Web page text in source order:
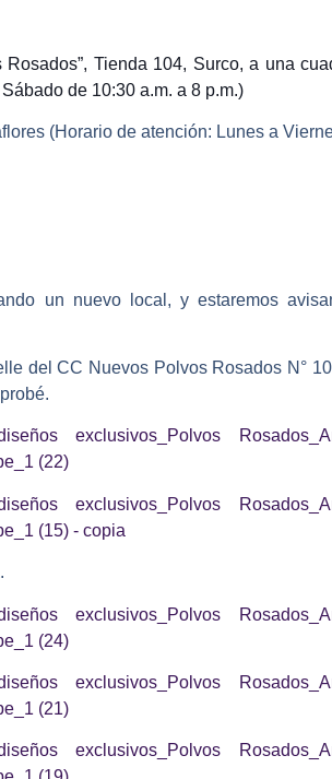
Tienda 104, Surco, a una
de 10:30 a.m. a 8 p.m.)
(Horario de atención: Lunes a
un nuevo local, y estaremos
del CC Nuevos Polvos Rosados N°